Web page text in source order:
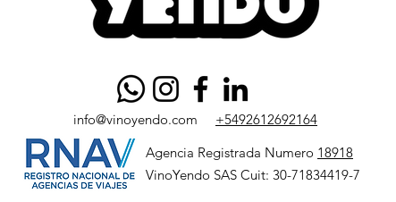
info@vinoyendo.com
+5492612692164
Agencia Registrada Numero 18918
VinoYendo SAS Cuit: 30-71834419-7